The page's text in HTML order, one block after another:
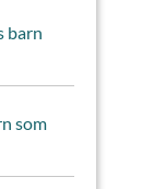
barn
som